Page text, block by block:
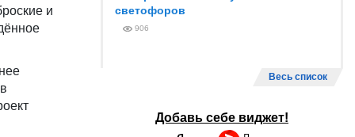
и
светофоров
906
Весь список
Добавь себе виджет!